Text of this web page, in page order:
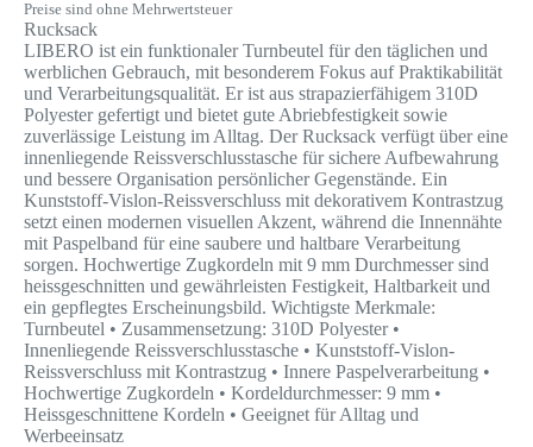
Preise sind ohne Mehrwertsteuer
Rucksack
LIBERO ist ein funktionaler Turnbeutel für den täglichen und
werblichen Gebrauch, mit besonderem Fokus auf Praktikabilität
und Verarbeitungsqualität. Er ist aus strapazierfähigem 310D
Polyester gefertigt und bietet gute Abriebfestigkeit sowie
zuverlässige Leistung im Alltag. Der Rucksack verfügt über eine
innenliegende Reissverschlusstasche für sichere Aufbewahrung
und bessere Organisation persönlicher Gegenstände. Ein
Kunststoff-Vislon-Reissverschluss mit dekorativem Kontrastzug
setzt einen modernen visuellen Akzent, während die Innennähte
mit Paspelband für eine saubere und haltbare Verarbeitung
sorgen. Hochwertige Zugkordeln mit 9 mm Durchmesser sind
heissgeschnitten und gewährleisten Festigkeit, Haltbarkeit und
ein gepflegtes Erscheinungsbild. Wichtigste Merkmale:
Turnbeutel • Zusammensetzung: 310D Polyester •
Innenliegende Reissverschlusstasche • Kunststoff-Vislon-
Reissverschluss mit Kontrastzug • Innere Paspelverarbeitung •
Hochwertige Zugkordeln • Kordeldurchmesser: 9 mm •
Heissgeschnittene Kordeln • Geeignet für Alltag und
Werbeeinsatz